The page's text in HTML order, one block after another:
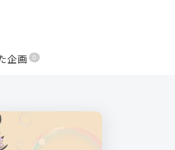
企画 0